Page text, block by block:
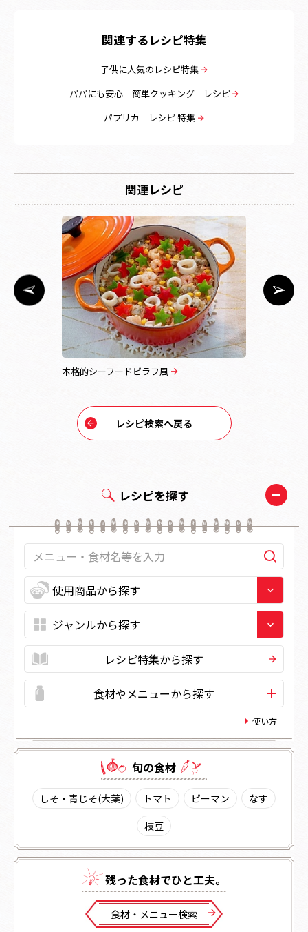
レシピを探す
レシピ特集から探す
食材やメニューから探す
使い方
旬の⾷材
しそ・青じそ(大葉) トマト ピーマン
なす
枝豆
残った⾷材でひと⼯夫。
⾷材・メニュー検索
関連するレシピ特集
子供に人気のレシピ特集
パパにも安心 簡単クッキング レシピ
パプリカ レシピ 特集
関連レシピ
本格的シーフードピラフ風
レシピ検索へ戻る